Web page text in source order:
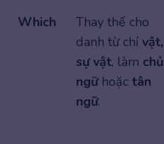
Which
Thay thế cho
danh từ chỉ vật,
sự vật, làm chủ
ngữhoặc tân
ngữ.